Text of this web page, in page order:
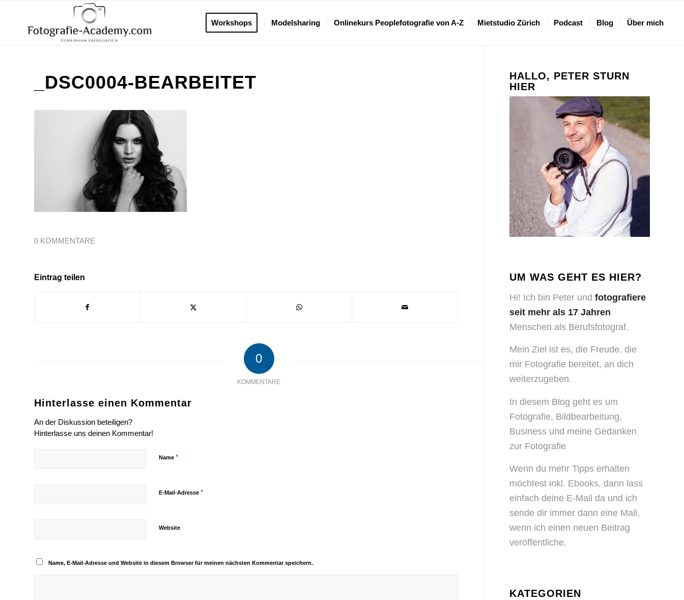
Workshops Modelsharing Onlinekurs Peoplefotografie von A-Z Mietstudio Zürich Podcast Blog Über mich
_DSC0004-BEARBEITET
0 KOMMENTARE
Eintrag teilen
0
KOMMENTARE
Hinterlasse einen Kommentar
An der Diskussion beteiligen?
Hinterlasse uns deinen Kommentar!
Name *
E-Mail-Adresse *
Website
Name, E-Mail-Adresse und Website in diesem Browser für meinen nächsten Kommentar speichern.
HALLO, PETER STURN
HIER
UM WAS GEHT ES HIER?
Hi! Ich bin Peter und fotografiere
seit mehr als 17 Jahren
Menschen als Berufsfotograf.
Mein Ziel ist es, die Freude, die
mir Fotografie bereitet, an dich
weiterzugeben.
In diesem Blog geht es um
Fotografie, Bildbearbeitung,
Business und meine Gedanken
zur Fotografie
Wenn du mehr Tipps erhalten
möchtest inkl. Ebooks, dann lass
einfach deine E-Mail da und ich
sende dir immer dann eine Mail,
wenn ich einen neuen Beitrag
veröffentliche.
KATEGORIEN